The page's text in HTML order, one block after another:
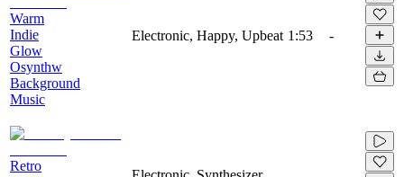
Warm
Indie
Glow
Osynthw
Background
Music
Electronic, Happy, Upbeat 1:53 -
Retro